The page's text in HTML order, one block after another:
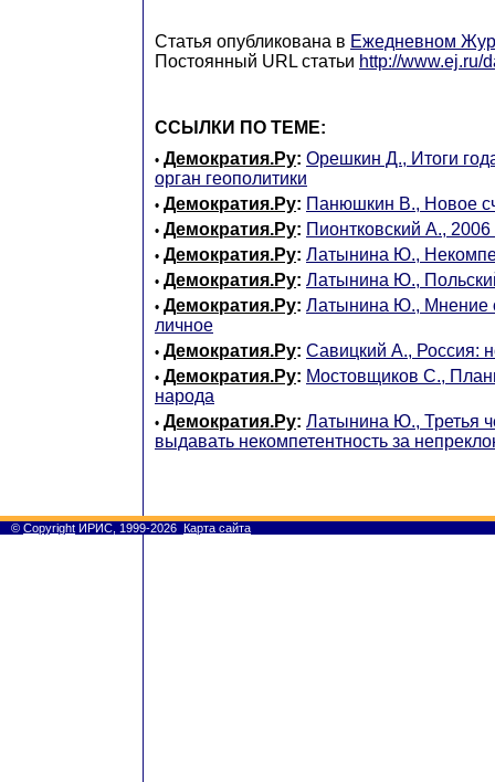
Статья опубликована в Ежедневном
Постоянный URL статьи http://www.ej.ru/
ССЫЛКИ ПО ТЕМЕ:
• Демократия.Ру: Орешкин Д., Итоги
орган геополитики
• Демократия.Ру: Панюшкин В., Новое
• Демократия.Ру: Пионтковский А.,
• Демократия.Ру: Латынина Ю.,
• Демократия.Ру: Латынина Ю.,
• Демократия.Ру: Латынина Ю., Мнение
личное
• Демократия.Ру: Савицкий А., Россия:
• Демократия.Ру: Мостовщиков С.,
народа
• Демократия.Ру: Латынина Ю., Третья
выдавать некомпетентность за
© Copyright ИРИС, 1999-2026 Карта сайта